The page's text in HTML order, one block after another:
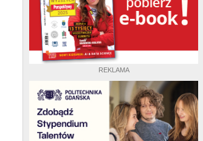
REKLAMA